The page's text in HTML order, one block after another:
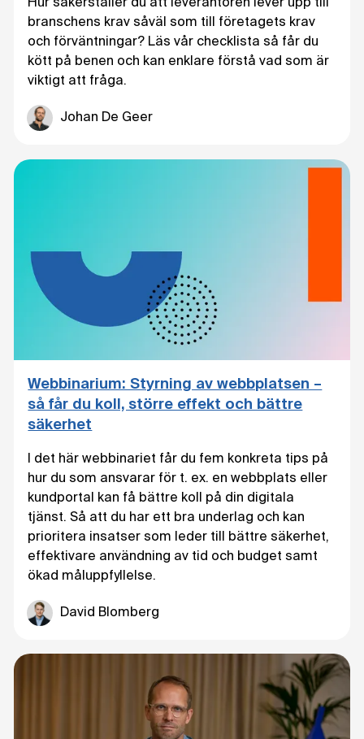
Hur säkerställer du att leverantören lever upp till
branschens krav såväl som till företagets krav
och förväntningar? Läs vår checklista så får du
kött på benen och kan enklare förstå vad som är
viktigt att fråga.
Johan De Geer
Webbinarium: Styrning av webbplatsen –
så får du koll, större effekt och bättre
säkerhet
I det här webbinariet får du fem konkreta tips på
hur du som ansvarar för t. ex. en webbplats eller
kundportal kan få bättre koll på din digitala
tjänst. Så att du har ett bra underlag och kan
prioritera insatser som leder till bättre säkerhet,
effektivare användning av tid och budget samt
ökad måluppfyllelse.
David Blomberg